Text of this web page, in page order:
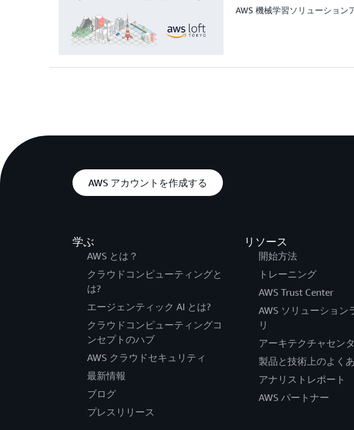
AWS 機械学習ソリューショ
AWS アカウントを作成する
学ぶ
AWS とは？
クラウドコンピューティングと
は?
エージェンティック AI とは?
クラウドコンピューティングコ
ンセプトのハブ
AWS クラウドセキュリティ
最新情報
ブログ
プレスリリース
リソース
開始方法
トレーニング
AWS Trust Center
AWS ソリューション
リ
アーキテクチャセン
製品と技術上のよく
アナリストレポート
AWS パートナー